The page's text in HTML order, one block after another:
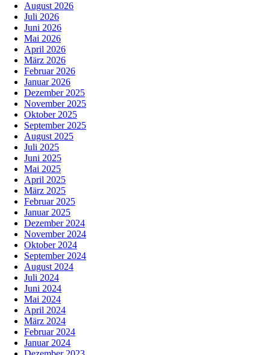
August 2026
Juli 2026
Juni 2026
Mai 2026
April 2026
März 2026
Februar 2026
Januar 2026
Dezember 2025
November 2025
Oktober 2025
September 2025
August 2025
Juli 2025
Juni 2025
Mai 2025
April 2025
März 2025
Februar 2025
Januar 2025
Dezember 2024
November 2024
Oktober 2024
September 2024
August 2024
Juli 2024
Juni 2024
Mai 2024
April 2024
März 2024
Februar 2024
Januar 2024